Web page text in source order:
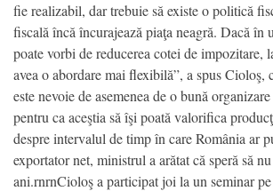
fie realizabil, dar trebuie să existe o politică
fiscală încă încurajează piaţa neagră. Dacă în
poate vorbi de reducerea cotei de impozitare,
avea o abordare mai flexibilă”, a spus Cioloş,
este nevoie de asemenea de o bună
pentru ca aceştia să îşi poată valorifica
despre intervalul de timp în care România ar
exportator net, ministrul a arătat că speră să
ani.rnrnCioloş a participat joi la un seminar